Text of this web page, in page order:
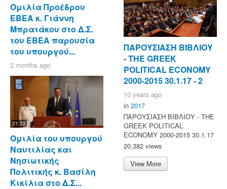
Ομιλία Προέδρου
ΕΒΕΑ κ. Γιάννη
Μπρατάκου στο Δ.Σ.
του ΕΒΕΑ παρουσία
του υπουργού...
2 months ago
21:22
Ομιλία του υπουργού
Ναυτιλίας και
Νησιωτικής
Πολιτικής κ. Βασίλη
Κικίλια στο Δ.Σ...
ΠΑΡΟΥΣΙΑΣΗ ΒΙΒΛΙΟΥ
- ΤΗΕ GREEK
POLITICAL ECONOMY
2000-2015 30.1.17 - 2
10 years ago
in 2017
ΠΑΡΟΥΣΙΑΣΗ ΒΙΒΛΙΟΥ - ΤΗΕ
GREEK POLITICAL
ECONOMY 2000-2015 30.1.17
20,382 views
View More